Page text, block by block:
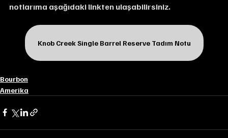
notlarıma aşağıdaki linkten ulaşabilirsiniz.
Knob Creek Single Barrel Reserve Tadım Notu
Bourbon
Amerika